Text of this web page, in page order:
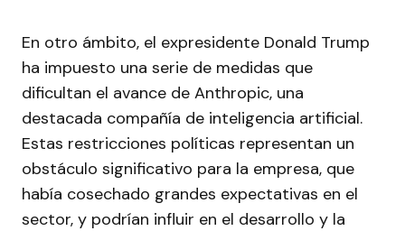
En otro ámbito, el expresidente Donald Trump
ha impuesto una serie de medidas que
dificultan el avance de Anthropic, una
destacada compañía de inteligencia artificial.
Estas restricciones políticas representan un
obstáculo significativo para la empresa, que
había cosechado grandes expectativas en el
sector, y podrían influir en el desarrollo y la